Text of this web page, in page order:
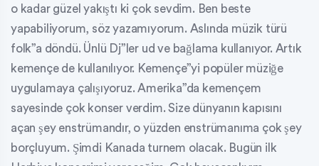
o kadar güzel yakıştı ki çok sevdim. Ben beste
yapabiliyorum, söz yazamıyorum. Aslında müzik türü
folk”a döndü. Ünlü Dj”ler ud ve bağlama kullanıyor. Artık
kemençe de kullanılıyor. Kemençe”yi popüler müziğe
uygulamaya çalışıyoruz. Amerika”da kemençem
sayesinde çok konser verdim. Size dünyanın kapısını
açan şey enstrümandır, o yüzden enstrümanıma çok şey
borçluyum. Şimdi Kanada turnem olacak. Bugün ilk